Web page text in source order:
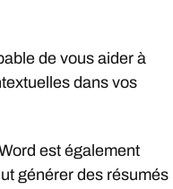
de vous aider à
dans vos
est également
générer des résumés